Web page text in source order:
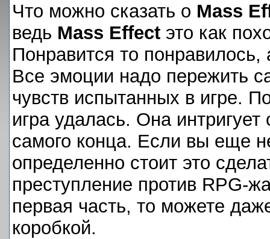
Что можно сказать о Mass
ведь Mass Effect это как
Понравится то
Все эмоции надо пережить
чувств испытанных в игре.
игра удалась. Она
самого конца. Если вы еще
определенно стоит это
преступление против RPG-
первая часть, то можете
коробкой.